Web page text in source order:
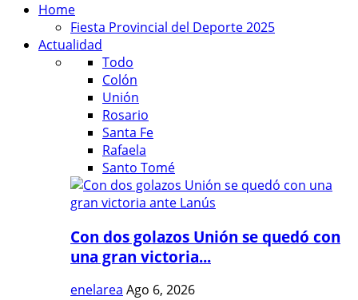
Home
Fiesta Provincial del Deporte 2025
Actualidad
Todo
Colón
Unión
Rosario
Santa Fe
Rafaela
Santo Tomé
Con dos golazos Unión se quedó con
una gran victoria...
enelarea Ago 6, 2026